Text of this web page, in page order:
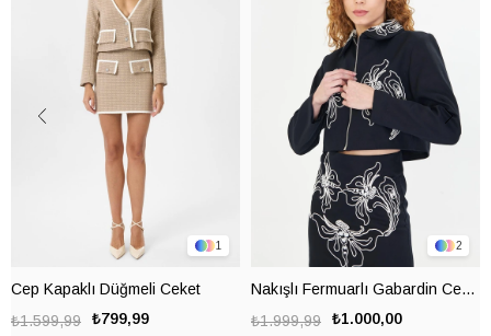
1
Cep Kapaklı Düğmeli Ceket
₺799,99
₺1.599,99
2
Nakışlı Fermuarlı Gabardin Ceket
₺1.000,00
₺1.999,99